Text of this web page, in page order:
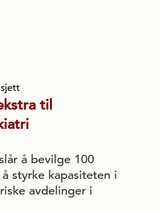
til
å bevilge 100
styrke kapasiteten i
avdelinger i